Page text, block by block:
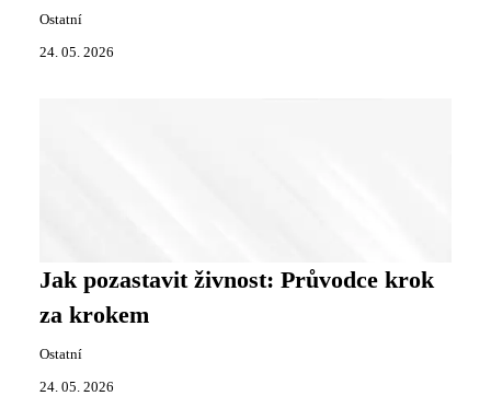
Ostatní
24. 05. 2026
Jak pozastavit živnost: Průvodce krok
za krokem
Ostatní
24. 05. 2026